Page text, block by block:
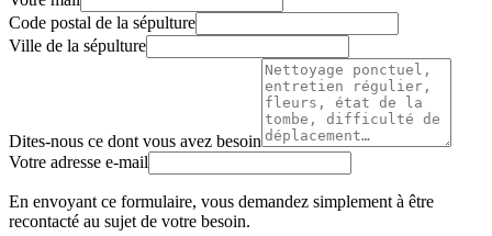
Code postal de la sépulture
Ville de la sépulture
Dites-nous ce dont vous avez besoin
Votre adresse e-mail
En envoyant ce formulaire, vous demandez simplement à être
recontacté au sujet de votre besoin.